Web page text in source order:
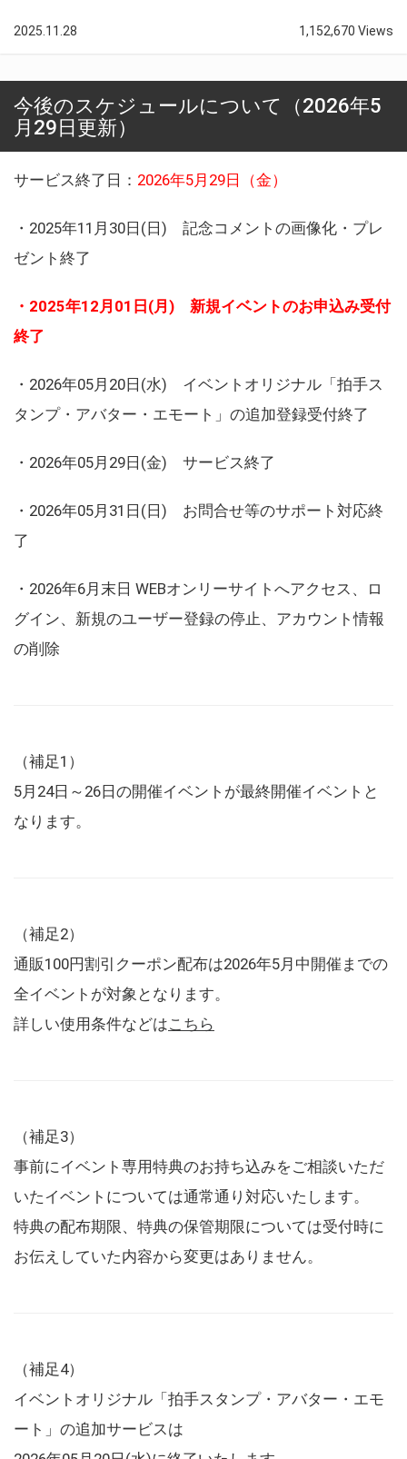
2025.11.28 1,152,670 Views
今後のスケジュールについて（2026年5
月29日更新）
サービス終了日： 2026年5月29日（金）
・2025年11月30日(日) 記念コメントの画像化・プレ
ゼント終了
・2025年12月01日(月) 新規イベントのお申込み受付
終了
・2026年05月20日(水) イベントオリジナル「拍手ス
タンプ・アバター・エモート」の追加登録受付終了
・2026年05月29日(金) サービス終了
・2026年05月31日(日) お問合せ等のサポート対応終
了
・2026年6月末日 WEBオンリーサイトへアクセス、ロ
グイン、新規のユーザー登録の停止、アカウント情報
の削除
（補足1）
5月24日～26日の開催イベントが最終開催イベントと
なります。
（補足2）
通販100円割引クーポン配布は2026年5月中開催までの
全イベントが対象となります。
詳しい使用条件などはこちら
（補足3）
事前にイベント専用特典のお持ち込みをご相談いただ
いたイベントについては通常通り対応いたします。
特典の配布期限、特典の保管期限については受付時に
お伝えしていた内容から変更はありません。
（補足4）
イベントオリジナル「拍手スタンプ・アバター・エモ
ート」の追加サービスは